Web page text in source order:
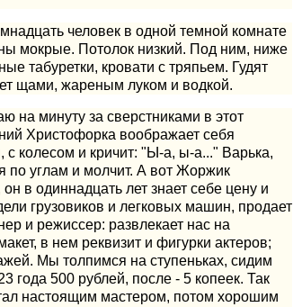
человек в одной темной комнате
мокрые. Потолок низкий. Под ним, ниже
табуретки, кровати с тряпьем. Гудят
щами, жареным луком и водкой.
на минуту за сверстниками в этот
Христофорка воображает себя
колесом и кричит: "Ы-а, ы-а..." Варька,
по углам и молчит. А вот Жоржик
в одиннадцать лет знает себе цену и
грузовиков и легковых машин, продает
и режиссер: развлекает нас на
в нем реквизит и фигурки актеров;
Мы толпимся на ступеньках, сидим
года 500 рублей, после - 5 копеек. Так
настоящим мастером, потом хорошим